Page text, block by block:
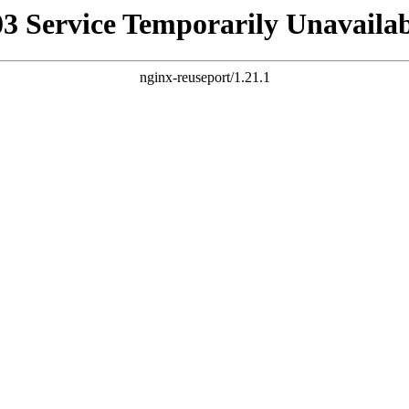
Service Temporarily
nginx-reuseport/1.21.1